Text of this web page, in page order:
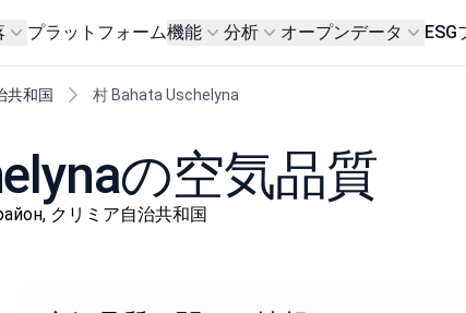
プラットフォーム機能 分析 オープンデータ ESG
共和国 村 Bahata Uschelyna
の空気品質
クリミア自治共和国